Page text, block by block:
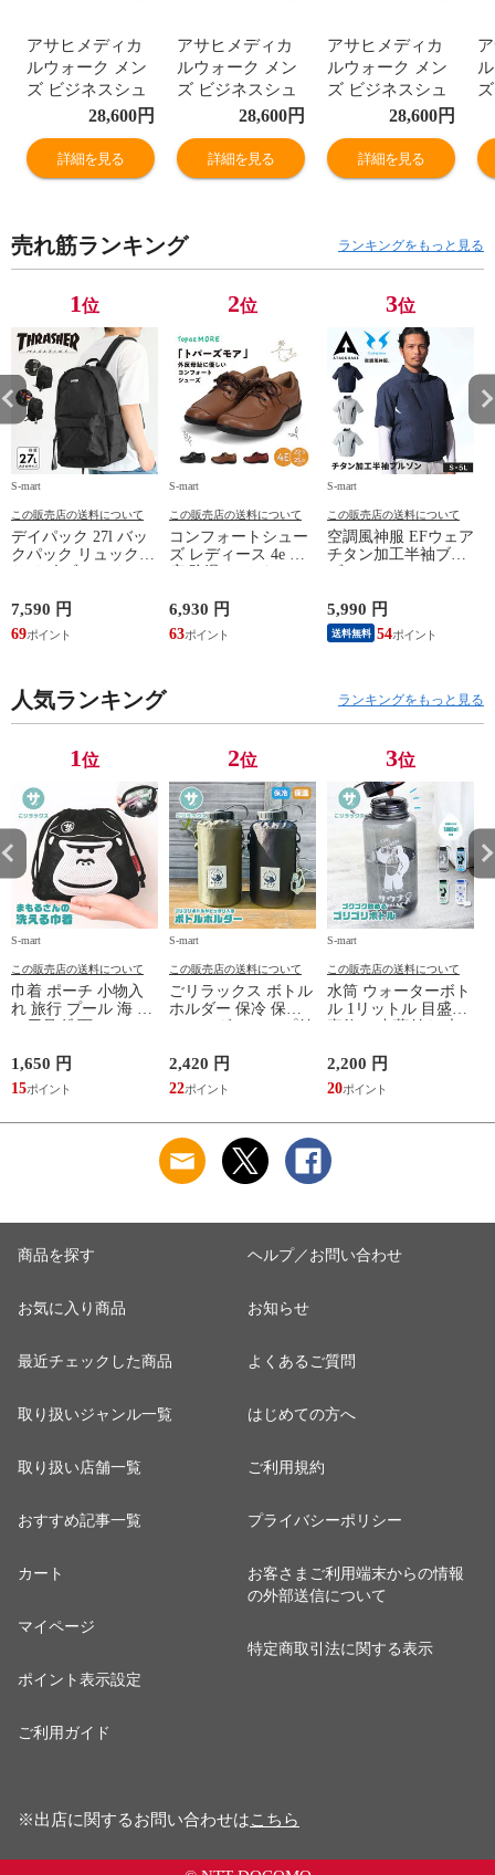
アサヒメディカ
ルウォーク メン
ズ ビジネスシュ
ーズ 本革 3e ス
革靴 通勤 紳士靴
レースアップ 日
28,600円
詳細を見る
アサヒメディカ
ルウォーク メン
ズ ビジネスシュ
ーズ 本革 3e ス
革靴 通勤 紳士靴
レースアップ 日
28,600円
詳細を見る
アサヒメディカ
ルウォーク メン
ズ ビジネスシュ
ーズ 本革 3e ス
革靴 通勤 紳士靴
レースアップ 日
28,600円
詳細を見る
売れ筋ランキング ランキングをもっと見る
1位
S-mart
この販売店の送料について
デイパック 27l バッ
クパック リュック
サイズ ブランド ロ
鞄 機内持ち込み 夏
スラッシャー
THRASHER r1929
7,590 円
69
2位
S-mart
この販売店の送料について
コンフォートシュー
ズ レディース 4e 幅
広 防滑 サイドファ
シューズ 黒 トパー
ズ モア 靴 カジュア
ルシューズ 外反母趾
TOPAZ 1410
6,930 円
63
3位
S-mart
この販売店の送料について
空調風神服 EFウェア
チタン加工半袖ブル
ゾン ベスト ファン
ジャケット 遮熱 作
業服 作業着 上着 ア
タックベース KF100
5,990 円
送料無料 54
人気ランキング ランキングをもっと見る
1位
S-mart
この販売店の送料について
巾着 ポーチ 小物入
れ 旅行 プール 海 バ
ス用品 洗面セット
サウナ ごリラックス
まもるさんの洗える
巾着 ブラック 黒
1,650 円
15
2位
S-mart
この販売店の送料について
ごリラックス ボトル
ホルダー 保冷 保温
ショルダー ループ付
補給 マイボトル サ
ウナ 温泉 水筒 カバ
ー トトノイモード
2,420 円
22
3位
S-mart
この販売店の送料について
水筒 ウォーターボト
ル 1リットル 目盛り
直飲み 中蓋付き 大
マイボトル 動物 ア
ニマル ゴリラ ごリ
ラックス ゴリゴリボ
2,200 円
20
商品を探す
お気に入り商品
最近チェックした商品
取り扱いジャンル一覧
取り扱い店舗一覧
おすすめ記事一覧
カート
マイページ
ポイント表示設定
ご利用ガイド
ヘルプ／お問い合わせ
お知らせ
よくあるご質問
はじめての方へ
ご利用規約
プライバシーポリシー
お客さまご利用端末からの情報
の外部送信について
特定商取引法に関する表示
※出店に関するお問い合わせはこちら